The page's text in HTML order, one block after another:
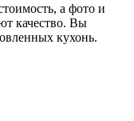
а фото и
качество. Вы
кухонь.